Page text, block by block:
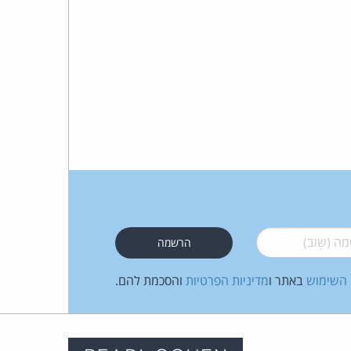
(שוב)*
השימוש באתר ומדיניות הפרטיות והסכמת להם.